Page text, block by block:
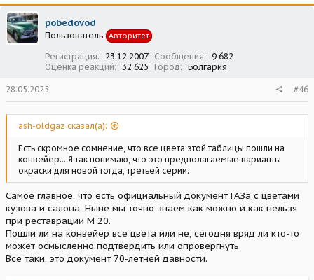
к
ц
и
и
pobedovod
Пользователь Авторитет
Регистрация 23.12.2007 Сообщения
9 682
Оценка реакций
32 625 Город Болгария
28.05.2025 #46
ash-oldgaz сказал(а):
Есть скромное сомнение, что все цвета этой таблицы пошли на
конвейер... Я так понимаю, что это предполагаемые варианты
окраски для новой тогда, третьей серии.
Самое главное, что есть официальный документ ГАЗа с цветами
кузова и салона. Ныне мы точно знаем как можно и как нельзя
при реставрации М 20.
Пошли ли на конвейер все цвета или не, сегодня вряд ли кто-то
может осмысленно подтвердить или опровергнуть.
Все таки, это документ 70-летней давности.